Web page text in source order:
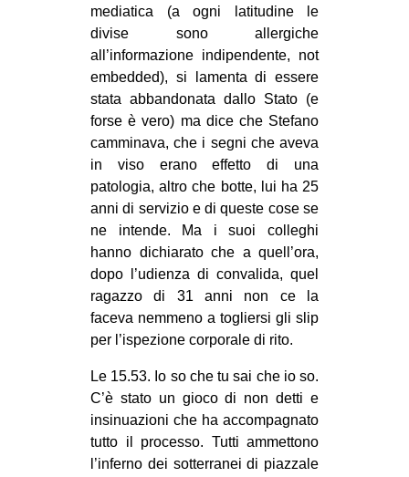
mediatica (a ogni latitudine le
divise sono allergiche
all’informazione indipendente, not
embedded), si lamenta di essere
stata abbandonata dallo Stato (e
forse è vero) ma dice che Stefano
camminava, che i segni che aveva
in viso erano effetto di una
patologia, altro che botte, lui ha 25
anni di servizio e di queste cose se
ne intende. Ma i suoi colleghi
hanno dichiarato che a quell’ora,
dopo l’udienza di convalida, quel
ragazzo di 31 anni non ce la
faceva nemmeno a togliersi gli slip
per l’ispezione corporale di rito.
Le 15.53. Io so che tu sai che io so.
C’è stato un gioco di non detti e
insinuazioni che ha accompagnato
tutto il processo. Tutti ammettono
l’inferno dei sotterranei di piazzale